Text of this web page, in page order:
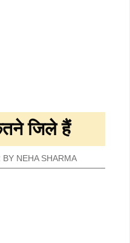
जिले हैं
BY NEHA SHARMA